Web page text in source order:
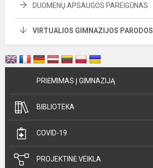
DUOMENŲ APSAUGOS PAREIGŪNAS
VIRTUALIOS GIMNAZIJOS PARODOS
PRIĖMIMAS Į GIMNAZIJĄ
BIBLIOTEKA
COVID-19
PROJEKTINĖ VEIKLA